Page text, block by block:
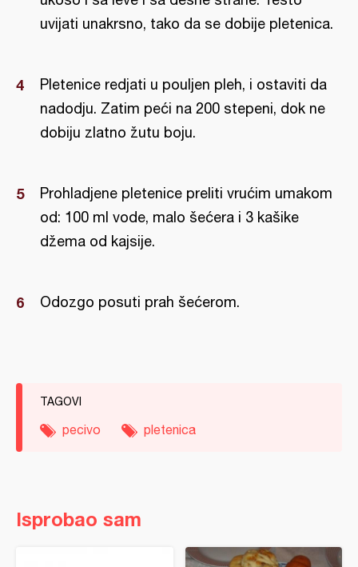
uvijati unakrsno, tako da se dobije pletenica.
Pletenice redjati u pouljen pleh, i ostaviti da
nadodju. Zatim peći na 200 stepeni, dok ne
dobiju zlatno žutu boju.
Prohladjene pletenice preliti vrućim umakom
od: 100 ml vode, malo šećera i 3 kašike
džema od kajsije.
Odozgo posuti prah šećerom.
TAGOVI
pecivo pletenica
Isprobao sam